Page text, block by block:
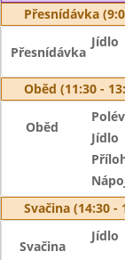
Přesnídávka
Přesnídávka
Jídlo
Oběd (11:30 -
Oběd
Jídlo
Svačina (14:30 -
Svačina
Jídlo